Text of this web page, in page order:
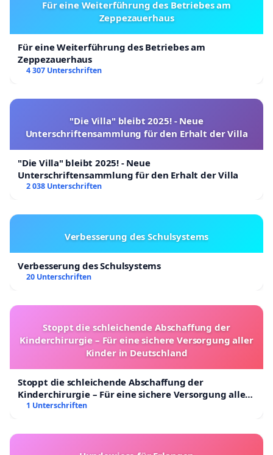
Für eine Weiterführung des Betriebes am
Zeppezauerhaus
Für eine Weiterführung des Betriebes am
Zeppezauerhaus
4 307 Unterschriften
"Die Villa" bleibt 2025! - Neue
Unterschriftensammlung für den Erhalt der Villa
"Die Villa" bleibt 2025! - Neue
Unterschriftensammlung für den Erhalt der Villa
2 038 Unterschriften
Verbesserung des Schulsystems
Verbesserung des Schulsystems
20 Unterschriften
Stoppt die schleichende Abschaffung der
Kinderchirurgie – Für eine sichere Versorgung aller
Kinder in Deutschland
Stoppt die schleichende Abschaffung der
Kinderchirurgie – Für eine sichere Versorgung aller
Kinder in Deutschland
1 Unterschriften